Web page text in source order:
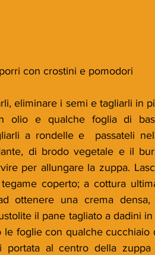
con crostini e pomodori
eliminare i semi e tagliarli in
olio e qualche foglia di
a rondelle e  passateli
di brodo vegetale e il
per allungare la zuppa.
coperto; a cottura
ottenere una crema densa,
il pane tagliato a dadini
le foglie con qualche cucchiaio
al centro della zuppa